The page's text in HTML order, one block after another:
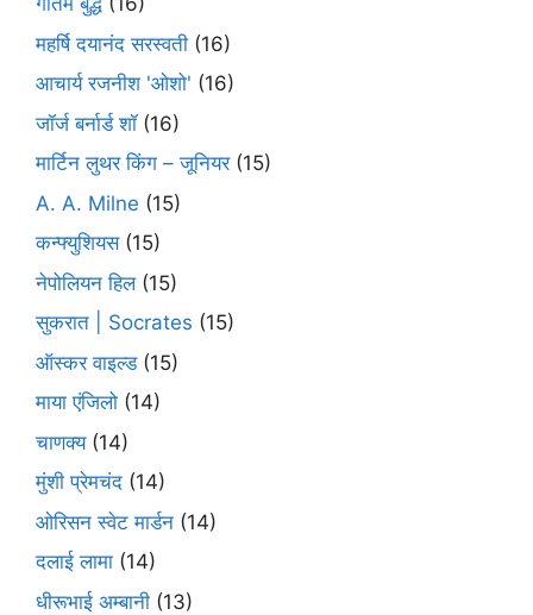
महर्षि दयानंद सरस्वती (16)
आचार्य रजनीश 'ओशो' (16)
जॉर्ज बर्नार्ड शॉ(16)
मार्टिन लुथर किंग – जूनियर(15)
A. A. Milne (15)
कन्फ्युशियस(15)
नेपोलियन हिल(15)
सुकरात | Socrates (15)
ऑस्कर वाइल्ड(15)
माया एंजिलो (14)
चाणक्य(14)
मुंशी प्रेमचंद (14)
ओरिसन स्‍वेट मार्डन (14)
दलाई लामा (14)
धीरूभाई अम्बानी (13)